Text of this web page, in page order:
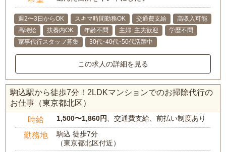
週2〜3日からOK スキマ時間勤務OK 交通費支給
高収入可能
高時給
扶養内OK 年齢不問 主婦･主夫歓迎
学歴不問
家事代行スタッフ募集
30代･40代･50代活躍中
この求人の詳細を見る
駒込駅から徒歩7分！2LDKマンションでのお掃除代行の
お仕事（東京都北区）
時給 1,500〜1,860円 、交通費支給、前払い制度あり
勤務地
駒込 徒歩7分
（東京都北区付近）